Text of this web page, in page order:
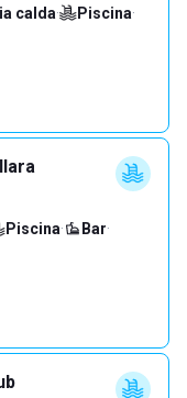
calda· Piscina·
Piscina· Bar·